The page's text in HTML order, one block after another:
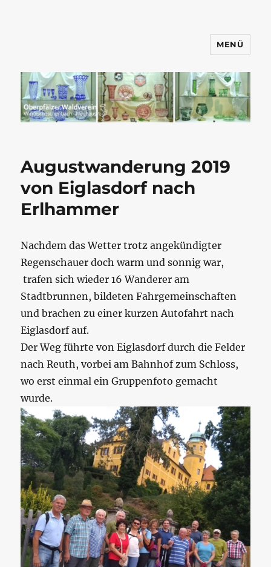
Windischeschenbach-Neuhaus
MENÜ
Augustwanderung 2019
von Eiglasdorf nach
Erlhammer
Nachdem das Wetter trotz angekündigter
Regenschauer doch warm und sonnig war,
trafen sich wieder 16 Wanderer am
Stadtbrunnen, bildeten Fahrgemeinschaften
und brachen zu einer kurzen Autofahrt nach
Eiglasdorf auf.
Der Weg führte von Eiglasdorf durch die Felder
nach Reuth, vorbei am Bahnhof zum Schloss,
wo erst einmal ein Gruppenfoto gemacht
wurde.